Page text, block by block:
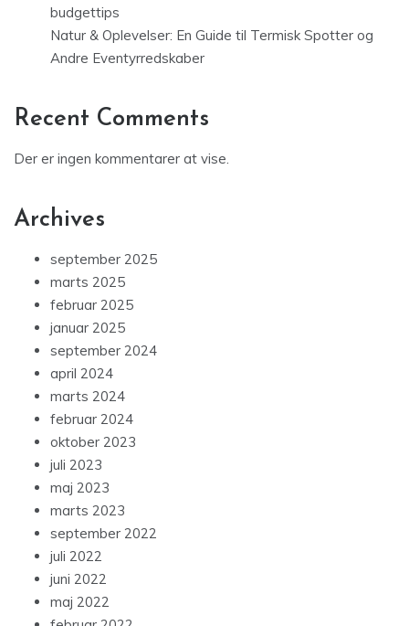
budgettips
Natur & Oplevelser: En Guide til Termisk Spotter og
Andre Eventyrredskaber
Recent Comments
Der er ingen kommentarer at vise.
Archives
september 2025
marts 2025
februar 2025
januar 2025
september 2024
april 2024
marts 2024
februar 2024
oktober 2023
juli 2023
maj 2023
marts 2023
september 2022
juli 2022
juni 2022
maj 2022